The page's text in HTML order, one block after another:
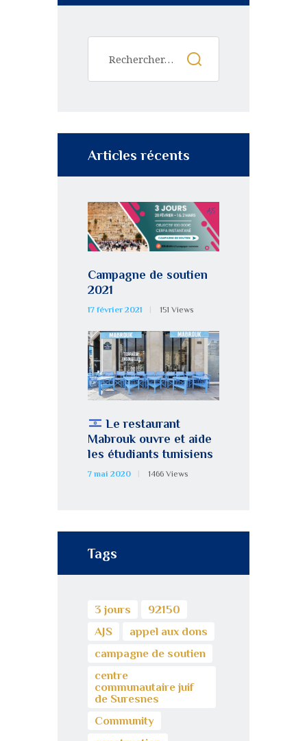
Articles récents
Campagne de soutien
2021
17 février 2021 151 Views
Le restaurant
Mabrouk ouvre et aide
les étudiants tunisiens
7 mai 2020 1466 Views
Tags
3 jours
92150
AJS
appel aux dons
campagne de soutien
centre
communautaire juif
de Suresnes
Community